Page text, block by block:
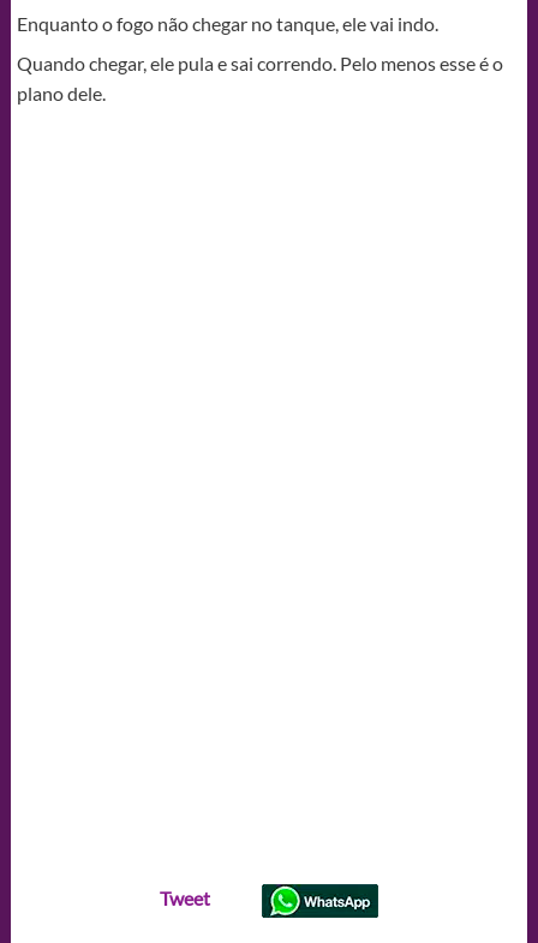
Enquanto o fogo não chegar no tanque, ele vai indo.
Quando chegar, ele pula e sai correndo. Pelo menos esse é o
plano dele.
Tweet